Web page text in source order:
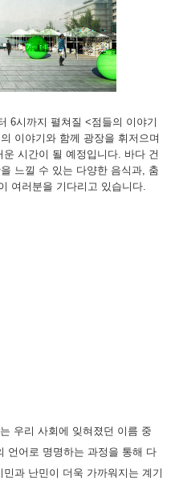
6시까지 펼쳐질 <점들의 이야기
이야기와 함께 광장을 휘저으며
시간이 될 예정입니다. 바다 건
느낄 수 있는 다양한 음식과, 춤
여러분을 기다리고 있습니다.
우리 사회에 잊혀졌던 이름 중
언어로 명명하는 과정을 통해 다
과 난민이 더욱 가까워지는 계기